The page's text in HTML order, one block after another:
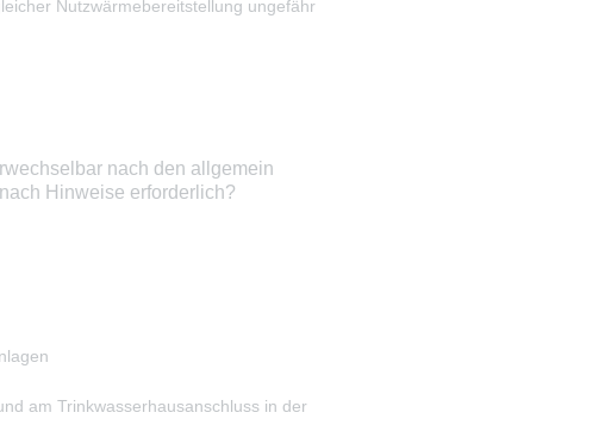
Nutzwärmebereitstellung ungefähr
nach den allgemein
Hinweise erforderlich?
am Trinkwasserhausanschluss in der